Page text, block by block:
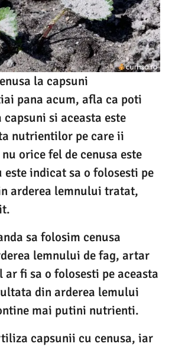
la capsuni
pana acum, afla ca poti
si aceasta este
nutrientilor pe care ii
orice fel de cenusa este
este indicat sa o folosesti pe
arderea lemnului tratat,
sa folosim cenusa
lemnului de fag, artar
ar fi sa o folosesti pe aceasta
din arderea lemului
mai putini nutrienti.
capsunii cu cenusa, iar